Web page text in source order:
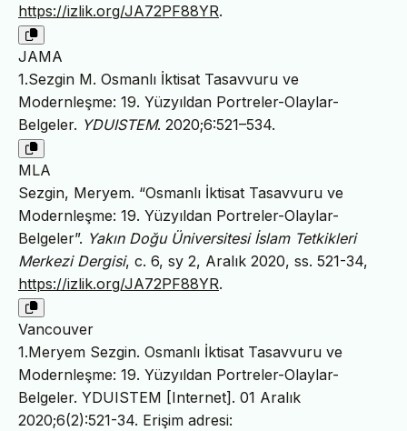
https://izlik.org/JA72PF88YR.
JAMA
1.Sezgin M. Osmanlı İktisat Tasavvuru ve
Modernleşme: 19. Yüzyıldan Portreler-Olaylar-
Belgeler. YDUISTEM. 2020;6:521–534.
MLA
Sezgin, Meryem. “Osmanlı İktisat Tasavvuru ve
Modernleşme: 19. Yüzyıldan Portreler-Olaylar-
Belgeler”. Yakın Doğu Üniversitesi İslam Tetkikleri
Merkezi Dergisi, c. 6, sy 2, Aralık 2020, ss. 521-34,
https://izlik.org/JA72PF88YR.
Vancouver
1.Meryem Sezgin. Osmanlı İktisat Tasavvuru ve
Modernleşme: 19. Yüzyıldan Portreler-Olaylar-
Belgeler. YDUISTEM [Internet]. 01 Aralık
2020;6(2):521-34. Erişim adresi: